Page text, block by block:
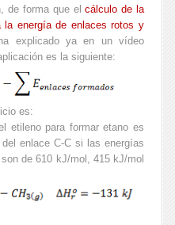
de forma que elcálculo de la
energía de enlaces rotos y
explicado ya en un vídeo
es la siguiente:
es:
etileno para formar etano es
enlace C-C si las energías
de 610 kJ/mol, 415 kJ/mol